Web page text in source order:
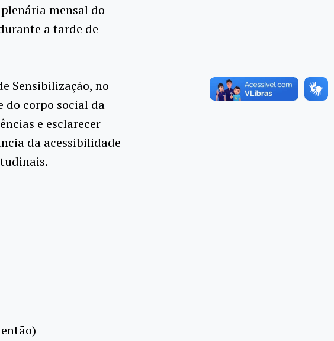
mensal do
a tarde de
Sensibilização, no
do corpo social da
e esclarecer
da acessibilidade